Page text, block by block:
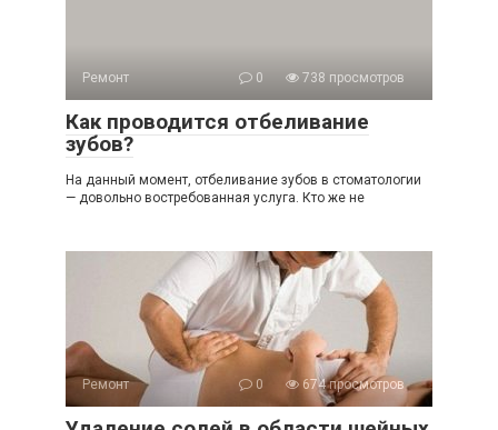
Ремонт 0 738 просмотров
Как проводится отбеливание
зубов?
На данный момент, отбеливание зубов в стоматологии
— довольно востребованная услуга. Кто же не
Ремонт 0 674 просмотров